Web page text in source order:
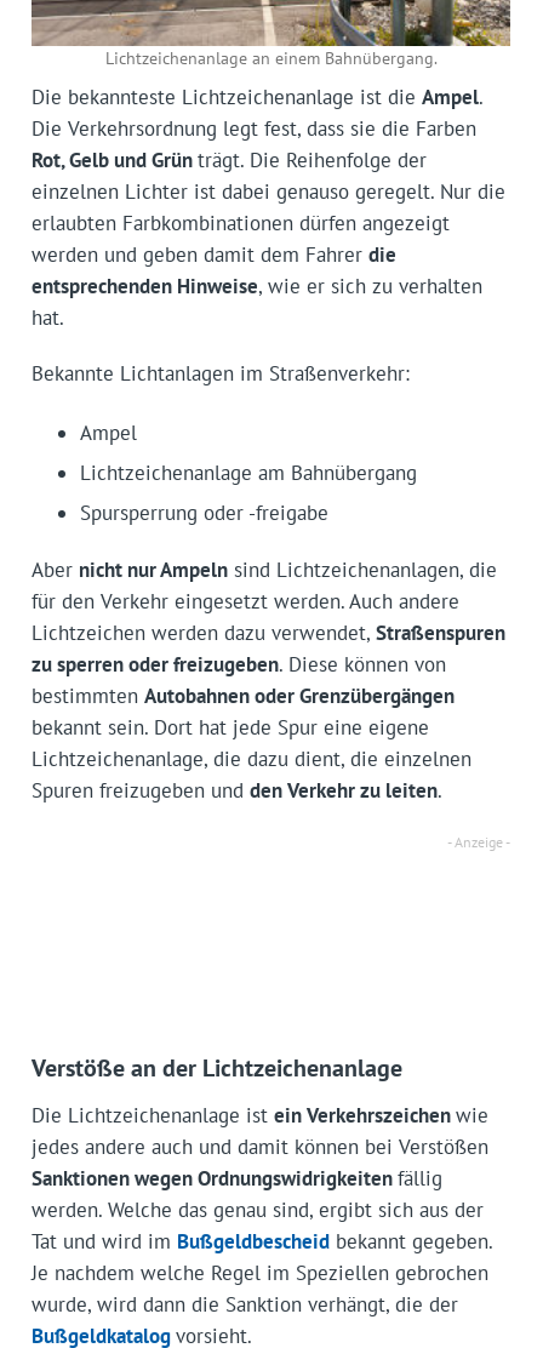
Lichtzeichenanlage an einem Bahnübergang.
Die bekannteste Lichtzeichenanlage ist die Ampel.
Die Verkehrsordnung legt fest, dass sie die Farben
Rot, Gelb und Grünträgt. Die Reihenfolge der
einzelnen Lichter ist dabei genauso geregelt. Nur die
erlaubten Farbkombinationen dürfen angezeigt
werden und geben damit dem Fahrer die
entsprechenden Hinweise, wie er sich zu verhalten
hat.
Bekannte Lichtanlagen im Straßenverkehr:
Ampel
Lichtzeichenanlage am Bahnübergang
Spursperrung oder -freigabe
Aber nicht nur Ampelnsind Lichtzeichenanlagen, die
für den Verkehr eingesetzt werden. Auch andere
Lichtzeichen werden dazu verwendet, Straßenspuren
zu sperren oder freizugeben. Diese können von
bestimmten Autobahnen oder Grenzübergängen
bekannt sein. Dort hat jede Spur eine eigene
Lichtzeichenanlage, die dazu dient, die einzelnen
Spuren freizugeben und den Verkehr zu leiten.
Verstöße an der Lichtzeichenanlage
Die Lichtzeichenanlage ist ein Verkehrszeichenwie
jedes andere auch und damit können bei Verstößen
Sanktionen wegen Ordnungswidrigkeitenfällig
werden. Welche das genau sind, ergibt sich aus der
Tat und wird im Bußgeldbescheidbekannt gegeben.
Je nachdem welche Regel im Speziellen gebrochen
wurde, wird dann die Sanktion verhängt, die der
Bußgeldkatalogvorsieht.